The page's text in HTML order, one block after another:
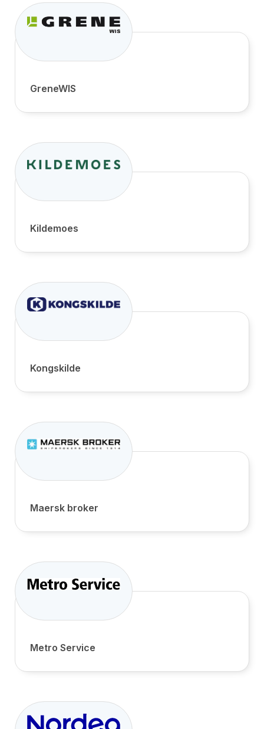
GreneWIS
Kildemoes
Kongskilde
Maersk broker
Metro Service